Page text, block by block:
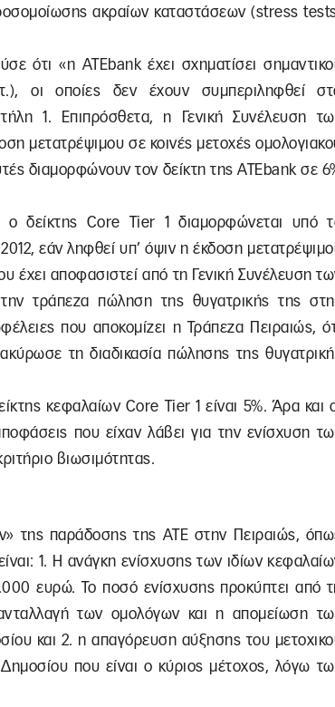
ακραίων καταστάσεων (stress
ότι «η ΑΤΕbank έχει σχηματίσει
οι οποίες δεν έχουν συμπεριληφθεί
1. Επιπρόσθετα, η Γενική Συνέλευση
μετατρέψιμου σε κοινές μετοχές
διαμορφώνουν τον δείκτη της ΑΤΕbank σε
ο δείκτης Core Tier 1 διαμορφώνεται υπό
εάν ληφθεί υπ’ όψιν η έκδοση
έχει αποφασιστεί από τη Γενική Συνέλευση
τράπεζα πώληση της θυγατρικής της
που αποκομίζει η Τράπεζα Πειραιώς,
τη διαδικασία πώλησης της
κεφαλαίων Core Tier 1 είναι 5%. Άρα και
που είχαν λάβει για την ενίσχυση
βιωσιμότητας.
της παράδοσης της ΑΤΕ στην Πειραιώς,
1. Η ανάγκη ενίσχυσης των ιδίων
ευρώ. Το ποσό ενίσχυσης προκύπτει από
των ομολόγων και η απομείωση
και 2. η απαγόρευση αύξησης του
που είναι ο κύριος μέτοχος, λόγω